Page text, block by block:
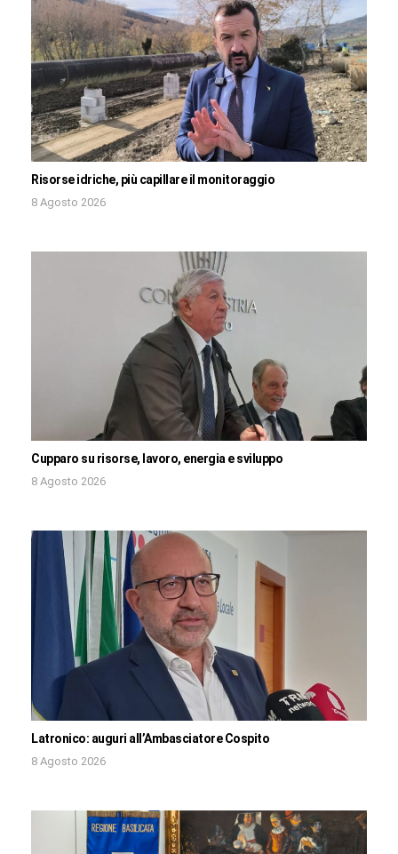
Risorse idriche, più capillare il monitoraggio
8 Agosto 2026
Cupparo su risorse, lavoro, energia e sviluppo
8 Agosto 2026
Latronico: auguri all’Ambasciatore Cospito
8 Agosto 2026